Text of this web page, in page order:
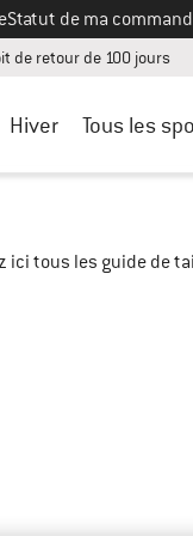
Statut de ma
d'information
de retour de 100 jours
Hiver Tous les
tous les guide de